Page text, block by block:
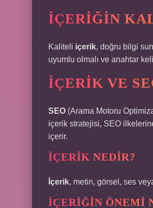
İÇERIĞIN
Kaliteli içerik, doğru bilgi
uyumlu olmalı ve anahtar
İÇERIK VE
SEO (Arama Motoru
içerik stratejisi, SEO
içerir.
İÇERIK NEDIR?
İçerik, metin, görsel, ses
İÇERIĞIN ÖNEMI